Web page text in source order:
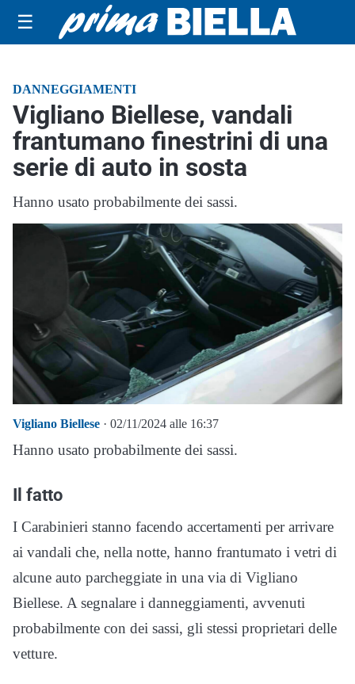
☰
DANNEGGIAMENTI
Vigliano Biellese, vandali
frantumano finestrini di una
serie di auto in sosta
Hanno usato probabilmente dei sassi.
Vigliano Biellese · 02/11/2024 alle 16:37
Hanno usato probabilmente dei sassi.
Il fatto
I Carabinieri stanno facendo accertamenti per arrivare
ai vandali che, nella notte, hanno frantumato i vetri di
alcune auto parcheggiate in una via di Vigliano
Biellese. A segnalare i danneggiamenti, avvenuti
probabilmente con dei sassi, gli stessi proprietari delle
vetture.